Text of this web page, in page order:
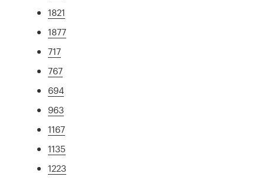
1821
1877
717
767
694
963
1167
1135
1223